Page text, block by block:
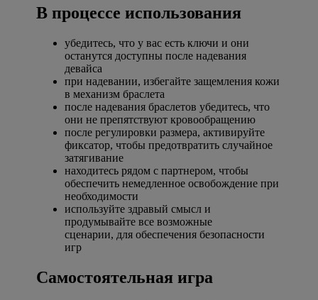
В процессе использования
убедитесь, что у вас есть ключи и они
останутся доступны после надевания
девайса
при надевании, избегайте защемления кожи
в механизм браслета
после надевания браслетов убедитесь, что
они не препятствуют кровообращению
после регулировки размера, активируйте
фиксатор, чтобы предотвратить случайное
затягивание
находитесь рядом с партнером, чтобы
обеспечить немедленное освобождение при
необходимости
используйте здравый смысл и
продумывайте все возможные
сценарии, для обеспечения безопасности
игр
Самостоятельная игра